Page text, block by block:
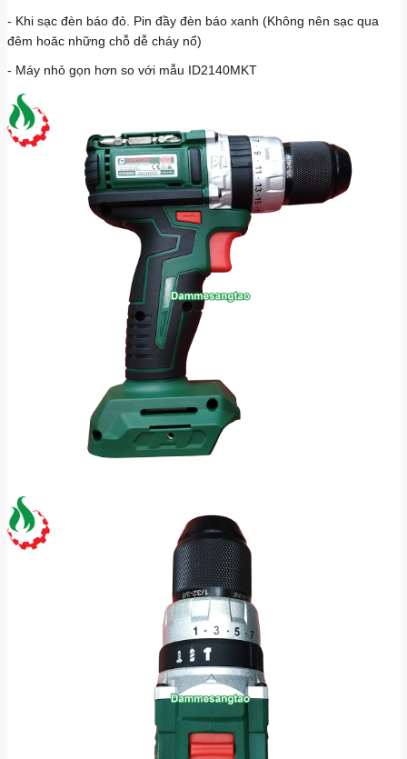
- Khi sạc đèn báo đỏ. Pin đầy đèn báo xanh (Không nên sạc qua
đêm hoăc những chỗ dễ cháy nổ)
- Máy nhỏ gọn hơn so với mẫu ID2140MKT